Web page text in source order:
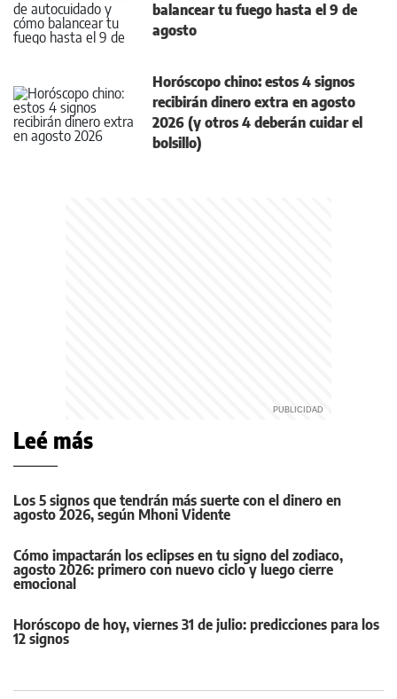
balancear tu fuego hasta el 9 de
agosto
Horóscopo chino: estos 4 signos
recibirán dinero extra en agosto
2026 (y otros 4 deberán cuidar el
bolsillo)
Leé más
Los 5 signos que tendrán más suerte con el dinero en
agosto 2026, según Mhoni Vidente
Cómo impactarán los eclipses en tu signo del zodiaco,
agosto 2026: primero con nuevo ciclo y luego cierre
emocional
Horóscopo de hoy, viernes 31 de julio: predicciones para los
12 signos